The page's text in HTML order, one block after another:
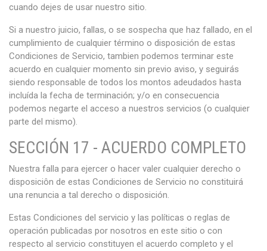
cuando dejes de usar nuestro sitio.
Si a nuestro juicio, fallas, o se sospecha que haz fallado, en el
cumplimiento de cualquier término o disposición de estas
Condiciones de Servicio, tambien podemos terminar este
acuerdo en cualquier momento sin previo aviso, y seguirás
siendo responsable de todos los montos adeudados hasta
incluída la fecha de terminación; y/o en consecuencia
podemos negarte el acceso a nuestros servicios (o cualquier
parte del mismo).
SECCIÓN 17 - ACUERDO COMPLETO
Nuestra falla para ejercer o hacer valer cualquier derecho o
disposiciôn de estas Condiciones de Servicio no constituirá
una renuncia a tal derecho o disposición.
Estas Condiciones del servicio y las políticas o reglas de
operación publicadas por nosotros en este sitio o con
respecto al servicio constituyen el acuerdo completo y el